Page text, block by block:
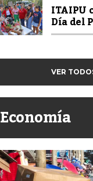
ITAIPU
Día del
VER
Economía